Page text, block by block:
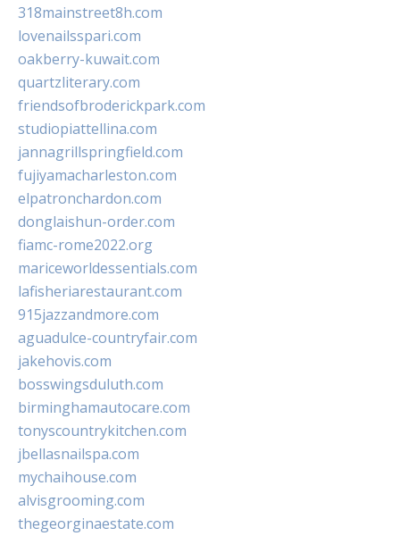
318mainstreet8h.com
lovenailsspari.com
oakberry-kuwait.com
quartzliterary.com
friendsofbroderickpark.com
studiopiattellina.com
jannagrillspringfield.com
fujiyamacharleston.com
elpatronchardon.com
donglaishun-order.com
fiamc-rome2022.org
mariceworldessentials.com
lafisheriarestaurant.com
915jazzandmore.com
aguadulce-countryfair.com
jakehovis.com
bosswingsduluth.com
birminghamautocare.com
tonyscountrykitchen.com
jbellasnailspa.com
mychaihouse.com
alvisgrooming.com
thegeorginaestate.com